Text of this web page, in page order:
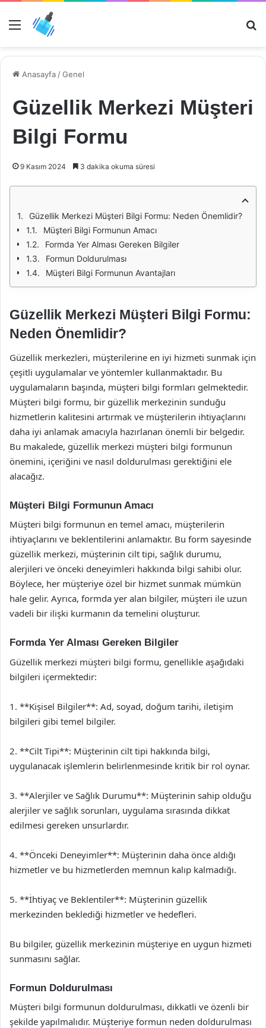
Menü
Anasayfa /Genel
Güzellik Merkezi Müşteri
Bilgi Formu
9 Kasım 2024 3 dakika okuma süresi
Güzellik Merkezi Müşteri Bilgi Formu: Neden Önemlidir?
Müşteri Bilgi Formunun Amacı
Formda Yer Alması Gereken Bilgiler
Formun Doldurulması
Müşteri Bilgi Formunun Avantajları
Güzellik Merkezi Müşteri Bilgi Formu:
Neden Önemlidir?
Güzellik merkezleri, müşterilerine en iyi hizmeti sunmak için
çeşitli uygulamalar ve yöntemler kullanmaktadır. Bu
uygulamaların başında, müşteri bilgi formları gelmektedir.
Müşteri bilgi formu, bir güzellik merkezinin sunduğu
hizmetlerin kalitesini artırmak ve müşterilerin ihtiyaçlarını
daha iyi anlamak amacıyla hazırlanan önemli bir belgedir.
Bu makalede, güzellik merkezi müşteri bilgi formunun
önemini, içeriğini ve nasıl doldurulması gerektiğini ele
alacağız.
Müşteri Bilgi Formunun Amacı
Müşteri bilgi formunun en temel amacı, müşterilerin
ihtiyaçlarını ve beklentilerini anlamaktır. Bu form sayesinde
güzellik merkezi, müşterinin cilt tipi, sağlık durumu,
alerjileri ve önceki deneyimleri hakkında bilgi sahibi olur.
Böylece, her müşteriye özel bir hizmet sunmak mümkün
hale gelir. Ayrıca, formda yer alan bilgiler, müşteri ile uzun
vadeli bir ilişki kurmanın da temelini oluşturur.
Formda Yer Alması Gereken Bilgiler
Güzellik merkezi müşteri bilgi formu, genellikle aşağıdaki
bilgileri içermektedir:
1. **Kişisel Bilgiler**: Ad, soyad, doğum tarihi, iletişim
bilgileri gibi temel bilgiler.
2. **Cilt Tipi**: Müşterinin cilt tipi hakkında bilgi,
uygulanacak işlemlerin belirlenmesinde kritik bir rol oynar.
3. **Alerjiler ve Sağlık Durumu**: Müşterinin sahip olduğu
alerjiler ve sağlık sorunları, uygulama sırasında dikkat
edilmesi gereken unsurlardır.
4. **Önceki Deneyimler**: Müşterinin daha önce aldığı
hizmetler ve bu hizmetlerden memnun kalıp kalmadığı.
5. **İhtiyaç ve Beklentiler**: Müşterinin güzellik
merkezinden beklediği hizmetler ve hedefleri.
Bu bilgiler, güzellik merkezinin müşteriye en uygun hizmeti
sunmasını sağlar.
Formun Doldurulması
Müşteri bilgi formunun doldurulması, dikkatli ve özenli bir
şekilde yapılmalıdır. Müşteriye formun neden doldurulması